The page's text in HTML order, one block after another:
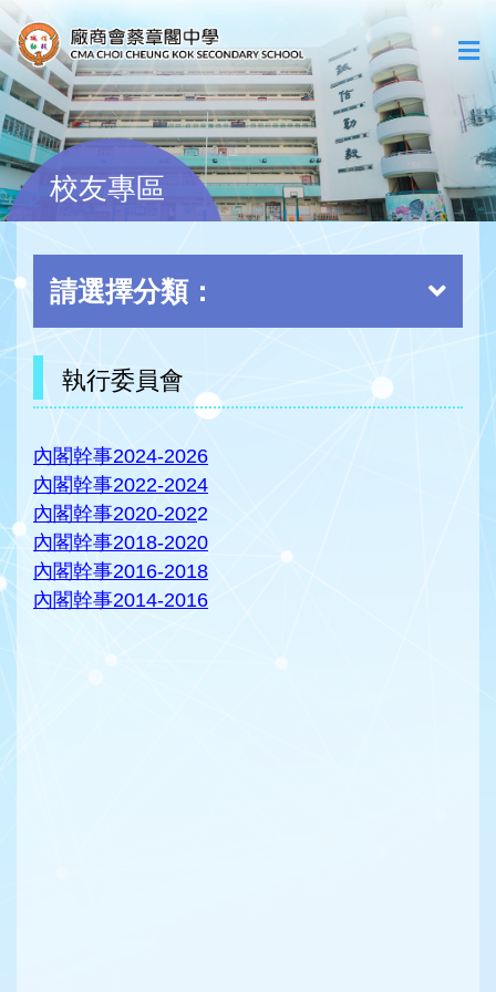
校友專區
請選擇分類：
執行委員會
內閣幹事2024-2026
內閣幹事2022-2024
內閣幹事2020-2022
內閣幹事2018-2020
內閣幹事2016-2018
內閣幹事2014-2016